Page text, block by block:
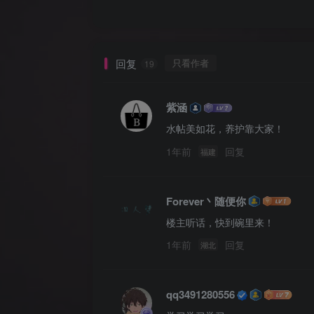
回复 19 只看作者
紫涵
水帖美如花，养护靠大家！
1年前
福建 回复
Forever丶随便你
楼主听话，快到碗里来！
1年前
湖北 回复
qq3491280556